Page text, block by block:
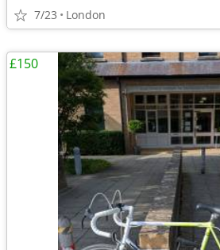
7/23 London
£150